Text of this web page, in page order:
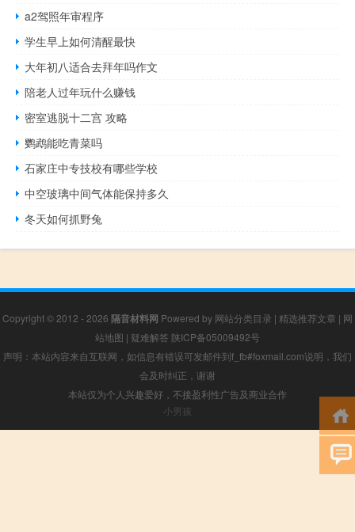
a2驾照年审程序
学生早上如何清醒最快
大年初八适合去拜年吗作文
陪老人过年玩什么赚钱
密室逃脱十二宫 攻略
鹦鹉能吃青菜吗
石家庄中专技校有哪些学校
中空玻璃中间气体能保持多久
冬天如何抓野兔
Copyright © 2012 - 2026 隔音材料网 Powered by 网站分类目录 | 精选推荐文章 | 网
站地图 | 疑难解答 陕ICP备05009492号
声明：本站内容来自互联网，如信息有错误可发邮件到f_fb#foxmail.com说明，我们
会及时纠正，谢谢
本站仅为个人兴趣爱好，不接盈利性广告及商业合作
小男孩